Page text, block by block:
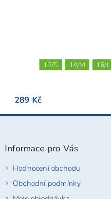
289 Kč
12/S 14/M 16/L
Z
Informace pro Vás
Hodnocení obchodu
Obchodní podmínky